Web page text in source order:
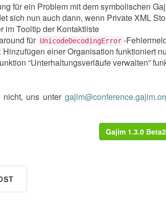
für ein Problem mit dem symbolischen
sich nun auch dann, wenn Private XML
im Tooltip der Kontaktliste
für UnicodeDecodingError -
Hinzufügen einer Organisation funktioniert
“Unterhaltungsverläufe verwalten”
nicht, uns unter
Gajim 1.3.0